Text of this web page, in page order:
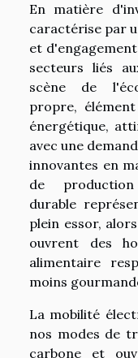
En matière
caractérise par
et
secteurs liés
scène de
propre,
énergétique,
avec une
innovantes en
de production
durable
plein essor,
ouvrent des
alimentaire
moins
La mobilité
nos modes de
carbone et